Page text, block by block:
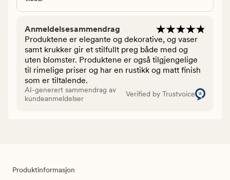
Anmeldelsesammendrag
Produktene er elegante og dekorative, og vaser
samt krukker gir et stilfullt preg både med og
uten blomster. Produktene er også tilgjengelige
til rimelige priser og har en rustikk og matt finish
som er tiltalende.
AI-generert sammendrag av
kundeanmeldelser
Verified by Trustvoice
Produktinformasjon